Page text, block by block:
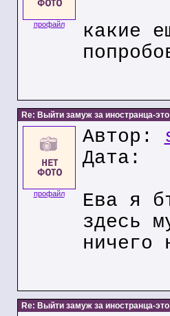
профайл
какие
Re: Выйти замуж за иностранца-
профайл
Автор:
Дата:
Ева я
здесь
ничего
Re: Выйти замуж за иностранца-